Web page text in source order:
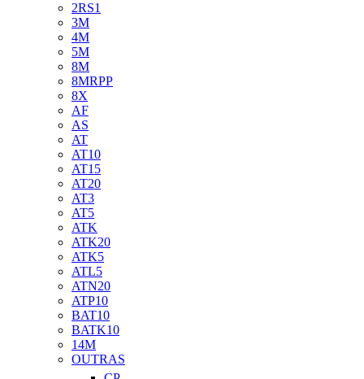
2RS1
3M
4M
5M
8M
8MRPP
8X
AF
AS
AT
AT10
AT15
AT20
AT3
AT5
ATK
ATK20
ATK5
ATL5
ATN20
ATP10
BAT10
BATK10
14M
OUTRAS